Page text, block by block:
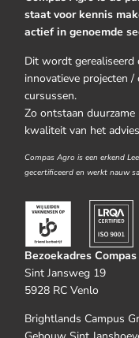
staat voor kennis
actief in genoemde
Dit wordt gerealiseerd
innovatieve projecten /
cursussen.
Zo ontstaan
kwaliteit van het
Compas Agro is een erkend
gecertificeerd en werkt nauw
Bezoekadres
Sint Jansweg 19
5928 RC Venlo
Brightlands Campus